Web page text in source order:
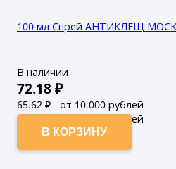
100 мл Спрей АНТИКЛЕЩ
В наличии
72.18₽
65.62 ₽ - от 10.000 рублей
59.65₽ - от 50.000 рублей
В КОРЗИНУ